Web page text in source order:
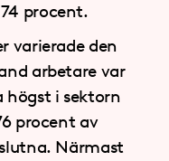
procent.
varierade den
arbetare var
högst i sektorn
procent av
Närmast